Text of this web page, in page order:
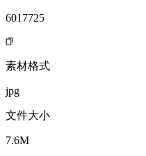
6017725
素材格式
jpg
文件大小
7.6M